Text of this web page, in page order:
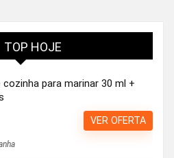
TOP HOJE
cozinha para marinar 30 ml +
VER OFERTA